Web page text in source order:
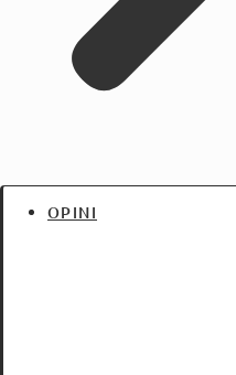
OPINI